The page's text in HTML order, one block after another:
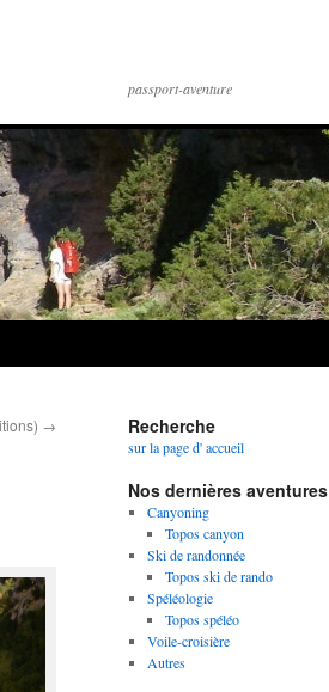
passport-aventure
→ Recherche
sur la page d' accueil
Nos dernières aventures
Canyoning
Topos canyon
Ski de randonnée
Topos ski de rando
Spéléologie
Topos spéléo
Voile-croisière
Autres